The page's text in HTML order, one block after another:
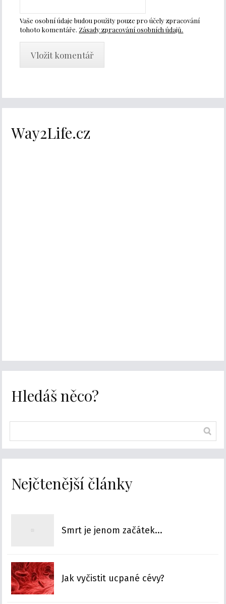
Vaše osobní údaje budou použity pouze pro účely zpracování
tohoto komentáře. Zásady zpracování osobních údajů.
Way2Life.cz
Hledáš něco?
Nejčtenější články
Smrt je jenom začátek...
Jak vyčistit ucpané cévy?